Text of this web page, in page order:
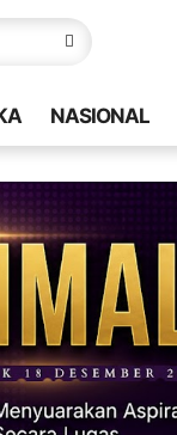
NASIONAL